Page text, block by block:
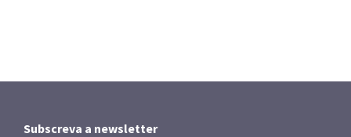
Subscreva a newsletter